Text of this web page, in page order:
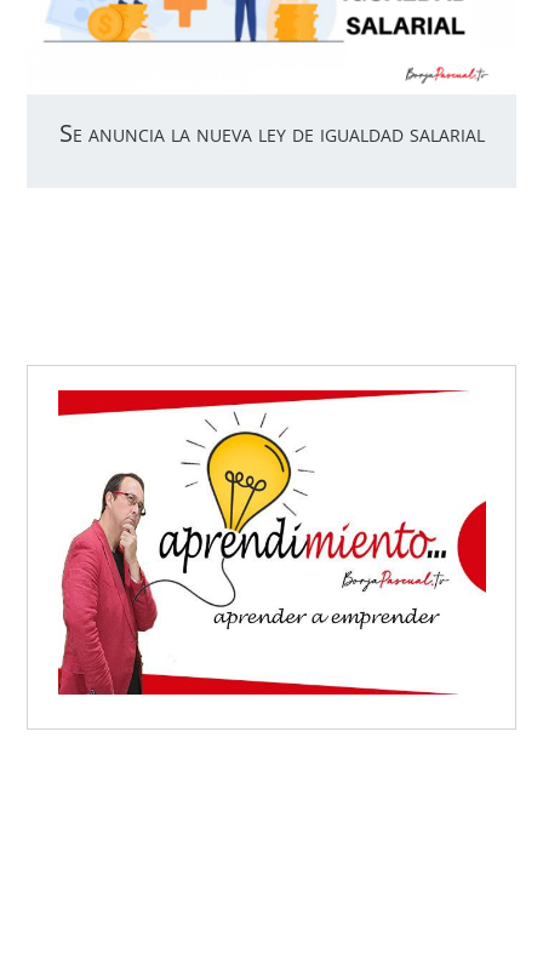
Se anuncia la nueva ley de igualdad salarial